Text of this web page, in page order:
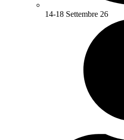
14-18 Settembre 26